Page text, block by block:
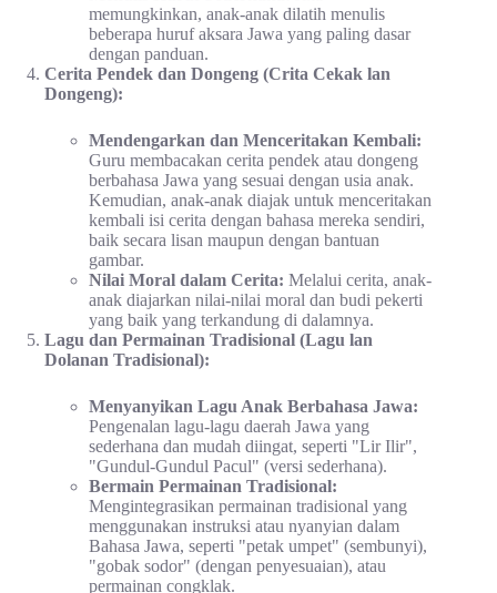
memungkinkan, anak-anak dilatih menulis
beberapa huruf aksara Jawa yang paling dasar
dengan panduan.
Cerita Pendek dan Dongeng (Crita Cekak lan
Dongeng):
Mendengarkan dan Menceritakan Kembali:
Guru membacakan cerita pendek atau dongeng
berbahasa Jawa yang sesuai dengan usia anak.
Kemudian, anak-anak diajak untuk menceritakan
kembali isi cerita dengan bahasa mereka sendiri,
baik secara lisan maupun dengan bantuan
gambar.
Nilai Moral dalam Cerita: Melalui cerita, anak-
anak diajarkan nilai-nilai moral dan budi pekerti
yang baik yang terkandung di dalamnya.
Lagu dan Permainan Tradisional (Lagu lan
Dolanan Tradisional):
Menyanyikan Lagu Anak Berbahasa Jawa:
Pengenalan lagu-lagu daerah Jawa yang
sederhana dan mudah diingat, seperti "Lir Ilir",
"Gundul-Gundul Pacul" (versi sederhana).
Bermain Permainan Tradisional:
Mengintegrasikan permainan tradisional yang
menggunakan instruksi atau nyanyian dalam
Bahasa Jawa, seperti "petak umpet" (sembunyi),
"gobak sodor" (dengan penyesuaian), atau
permainan congklak.